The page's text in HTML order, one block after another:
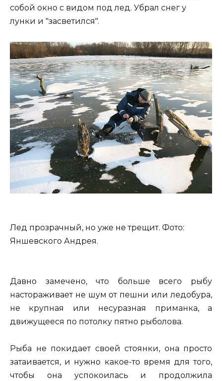
собой окно с видом под лед. Убрал снег у
лунки и "засветился".
Лед прозрачный, но уже не трещит. Фото:
Яншевского Андрея.
Давно замечено, что больше всего рыбу
настораживает не шум от пешни или ледобура,
не крупная или несуразная приманка, а
движущееся по потолку пятно рыболова.
Рыба не покидает своей стоянки, она просто
затаивается, и нужно какое-то время для того,
чтобы она успокоилась и продолжила